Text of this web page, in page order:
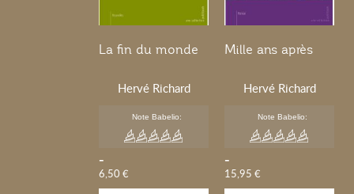
La fin du monde
Hervé Richard
Note Babelio:
-
6,50 €
Mille ans après
Hervé Richard
Note Babelio:
-
15,95 €